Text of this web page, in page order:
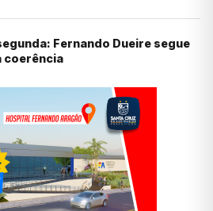
Fernando Dueire segue
coerência